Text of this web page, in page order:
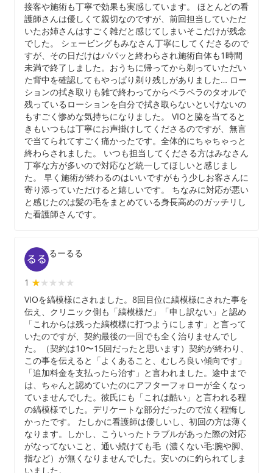
接客や施術も丁寧で効果も実感しています。 ほとんどの看
護師さんは優しくて親切なのですが、前回担当していただ
いたお姉さんはすごく雑だと感じてしまいそこだけが残念
でした。 シェービングもみなさん丁寧にしてくださるので
すが、その日だけはパパッと終わらされ施術自体も1時間
未満で終了しました。おうちに帰ってから剃っていただい
た背中を確認してもやっぱり剃り残しがありました… ロー
ションの拭き取りも雑で終わってからペラペラのタオルで
残っているローションを自分で拭き取らないといけないの
もすごく惨めな気持ちになりました。 VIOと脇を当てると
きもいつもは丁寧にお声掛けしてくださるのですが、無言
で当てられてすごく痛かったです。全体的にちゃちゃっと
終わらされました。 いつも担当してくださる方はみなさん
丁寧な方が多いので対応など統一してほしいと感じまし
た。 早く施術が終わるのはいいですがもう少しお客さんに
寄り添っていただけると嬉しいです。 ちなみに対応が悪い
と感じたのは髪の毛をまとめている身長高めのガッチリし
た看護師さんです。
るーるる
1 ★★★★★
★
VIOを縞模様にされました。8回目位に縞模様にされた事を
伝え、クリニック側も「縞模様だ」「申し訳ない」と認め
「これからは残った縞模様に打つようにします」と言って
いたのですが、契約最後の一回でも全く治りませんでし
た。（契約は10〜15回だったと思います）契約が終わり、
この事を伝えると「よくあること、むしろ良い傾向です」
「追加料金を支払ったら治す」と言われました。途中まで
は、ちゃんと認めていたのにアフターフォローが全くなっ
ていませんでした。彼氏にも「これは酷い」と言われる程
の縞模様でした。デリケートな部分だったので泣く程悔し
かったです。 たしかに看護師は優しいし、初回の方は薄く
なります。しかし、こういったトラブルがあった際の対応
がなってないこと、通い続けても毛（濃くない毛:腕や脚、
指など）が無くなりませんでした。安いのに釣られてしま
いました。